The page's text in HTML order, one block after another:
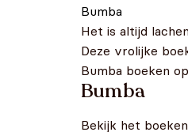
Bumba
Het is altijd
Deze vrolijke
Bumba boeken
Bumba
Bekijk het